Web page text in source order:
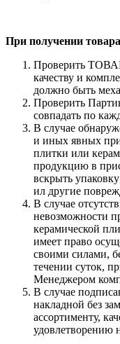
При получении
Проверить ТОВАР
качеству и
должно быть
Проверить
совпадать по
В случае
и иных явных
плитки или
продукцию в
вскрыть
ил другие
В случае
невозможности
керамической
имеет право
своими силами,
течении суток,
Менеджером
В случае
накладной без
ассортименту,
удовлетворению